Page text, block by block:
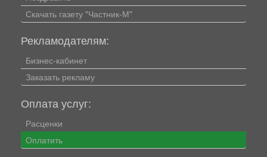
Скачать газету "Частник-М"
Рекламодателям:
Бизнес-кабинет
Заказать рекламу
Оплата услуг:
Расценки
Оплатить